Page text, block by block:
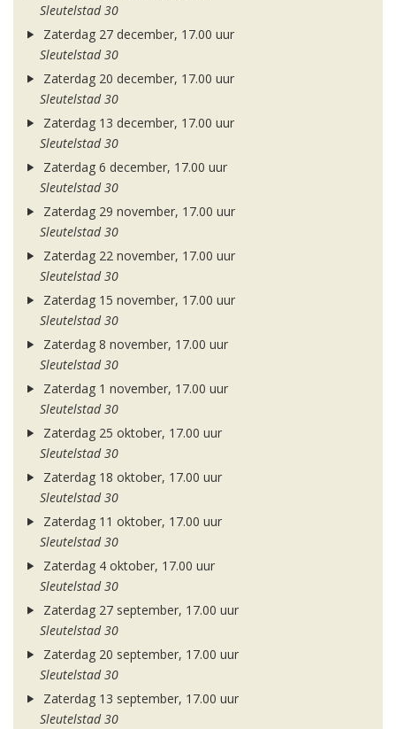
Sleutelstad 30
Zaterdag 27 december, 17.00 uur
Sleutelstad 30
Zaterdag 20 december, 17.00 uur
Sleutelstad 30
Zaterdag 13 december, 17.00 uur
Sleutelstad 30
Zaterdag 6 december, 17.00 uur
Sleutelstad 30
Zaterdag 29 november, 17.00 uur
Sleutelstad 30
Zaterdag 22 november, 17.00 uur
Sleutelstad 30
Zaterdag 15 november, 17.00 uur
Sleutelstad 30
Zaterdag 8 november, 17.00 uur
Sleutelstad 30
Zaterdag 1 november, 17.00 uur
Sleutelstad 30
Zaterdag 25 oktober, 17.00 uur
Sleutelstad 30
Zaterdag 18 oktober, 17.00 uur
Sleutelstad 30
Zaterdag 11 oktober, 17.00 uur
Sleutelstad 30
Zaterdag 4 oktober, 17.00 uur
Sleutelstad 30
Zaterdag 27 september, 17.00 uur
Sleutelstad 30
Zaterdag 20 september, 17.00 uur
Sleutelstad 30
Zaterdag 13 september, 17.00 uur
Sleutelstad 30